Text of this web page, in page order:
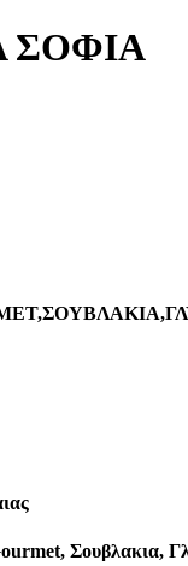
ΣΟΦΙΑ
Σουβλακια,